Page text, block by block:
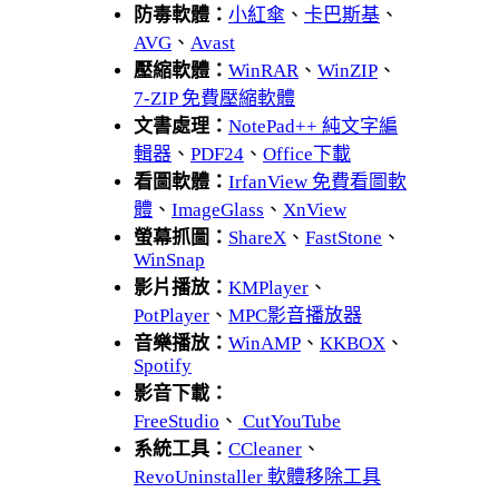
防毒軟體： 小紅傘 、 卡巴斯基 、
AVG 、 Avast
壓縮軟體： WinRAR、 WinZIP 、
7-ZIP 免費壓縮軟體
文書處理： NotePad++ 純文字編
輯器 、 PDF24 、 Office下載
看圖軟體： IrfanView 免費看圖軟
體 、 ImageGlass 、 XnView
螢幕抓圖： ShareX 、 FastStone 、
WinSnap
影片播放： KMPlayer 、
PotPlayer 、 MPC影音播放器
音樂播放： WinAMP 、 KKBOX 、
Spotify
影音下載：
FreeStudio 、 CutYouTube
系統工具： CCleaner 、
RevoUninstaller 軟體移除工具